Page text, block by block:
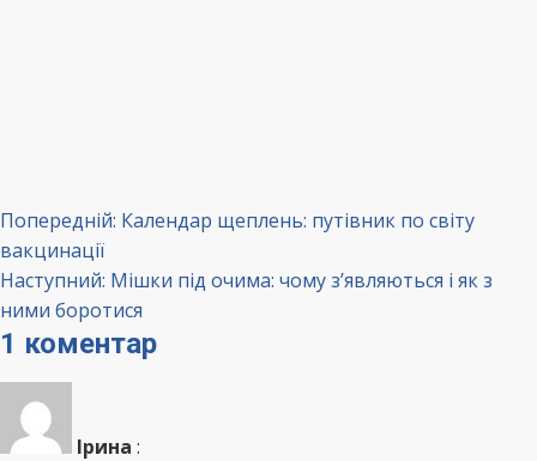
Навігація
записів
Попередній: Календар щеплень: путівник по світу
вакцинації
Наступний: Мішки під очима: чому з’являються і як з
ними боротися
1 коментар
Ірина :